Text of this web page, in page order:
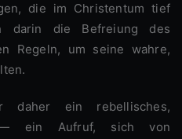
die im Christentum tief
darin die Befreiung des
Regeln, um seine wahre,
— ein Aufruf, sich von